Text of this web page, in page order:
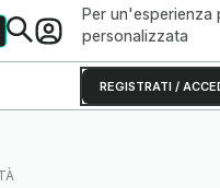
Per un'esperienza
personalizzata
REGISTRATI /